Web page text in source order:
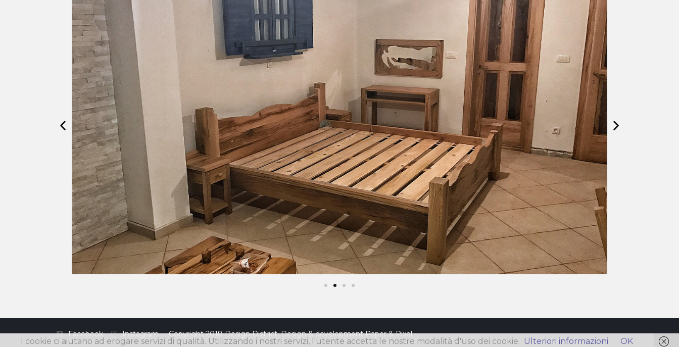
Facebook Instagram Copyright 2018 Design District. Design & developmentPaper & Pixel
I cookie ci aiutano ad erogare servizi di qualità. Utilizzando i nostri servizi, l'utente accetta le nostre modalità d'uso dei cookie. Ulteriori informazioni OK